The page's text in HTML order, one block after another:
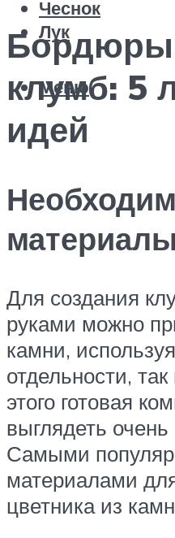
Чеснок
Лук
Меню
клумб: 5
идей
материалы
Для создания
руками можно
камни,
отдельности,
этого готовая
выглядеть
Самыми
материалами
цветника из